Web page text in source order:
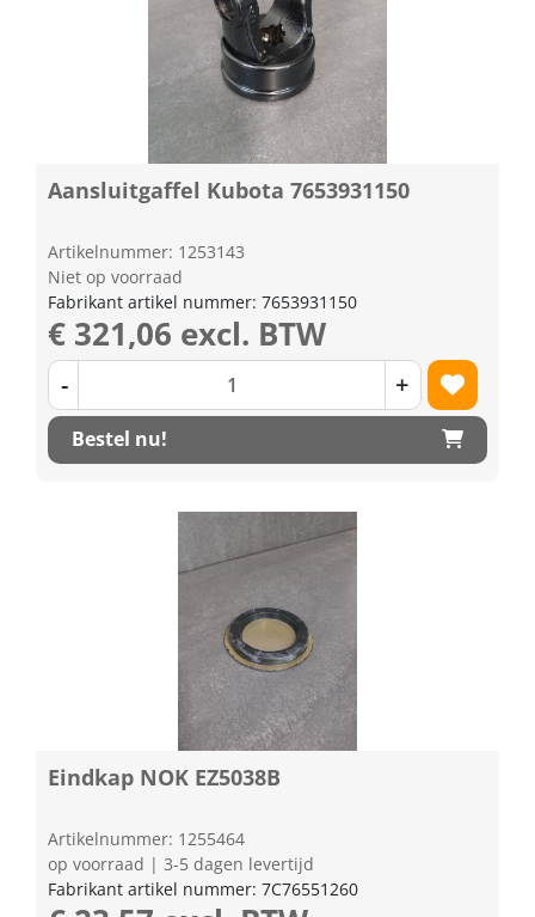
Aansluitgaffel Kubota 7653931150
Artikelnummer: 1253143
Niet op voorraad
Fabrikant artikel nummer: 7653931150
€ 321,06 excl. BTW
- +
Bestel nu!
Eindkap NOK EZ5038B
Artikelnummer: 1255464
op voorraad | 3-5 dagen levertijd
Fabrikant artikel nummer: 7C76551260